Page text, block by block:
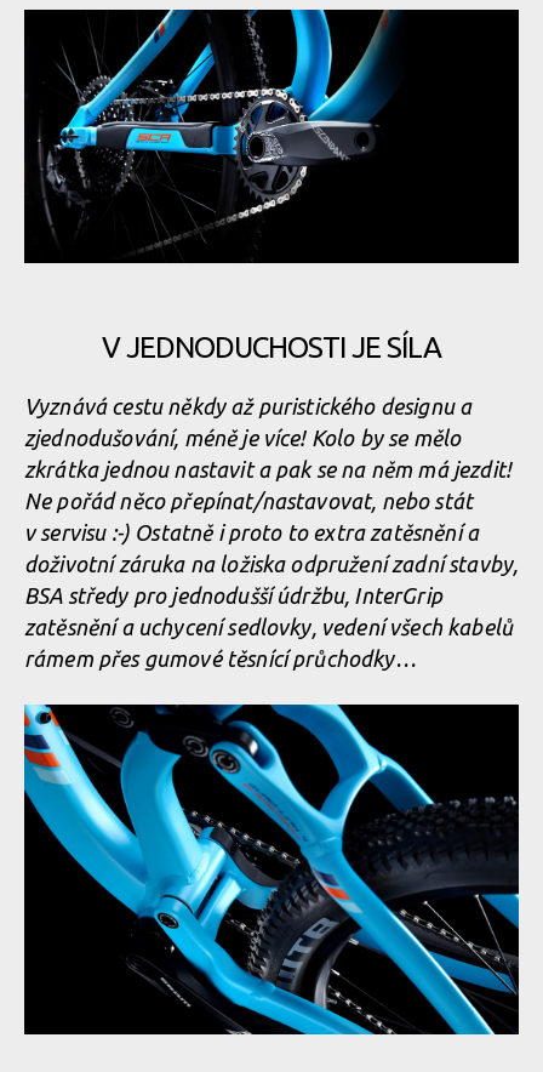
V JEDNODUCHOSTI JE SÍLA
Vyznává cestu někdy až puristického designu a
zjednodušování, méně je více! Kolo by se mělo
zkrátka jednou nastavit a pak se na něm má jezdit!
Ne pořád něco přepínat/nasta­vovat, nebo stát
v servisu :-) Ostatně i proto to extra zatěsnění a
doživotní záruka na ložiska odpružení zadní stavby,
BSA středy pro jednodušší údržbu, InterGrip
zatěsnění a uchycení sedlovky, vedení všech kabelů
rámem přes gumové těsnící průchodky…